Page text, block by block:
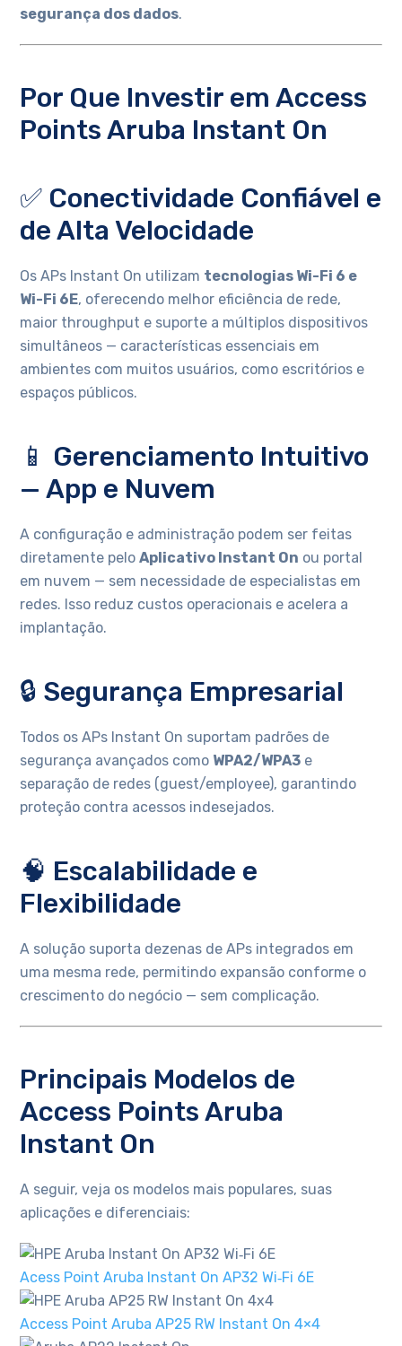
segurança dos dados.
Por Que Investir em Access
Points Aruba Instant On
✅ Conectividade Confiável e
de Alta Velocidade
Os APs Instant On utilizam tecnologias Wi-Fi 6 e
Wi-Fi 6E, oferecendo melhor eficiência de rede,
maior throughput e suporte a múltiplos dispositivos
simultâneos — características essenciais em
ambientes com muitos usuários, como escritórios e
espaços públicos.
📱 Gerenciamento Intuitivo
— App e Nuvem
A configuração e administração podem ser feitas
diretamente peloAplicativo Instant On ou portal
em nuvem — sem necessidade de especialistas em
redes. Isso reduz custos operacionais e acelera a
implantação.
🔒 Segurança Empresarial
Todos os APs Instant On suportam padrões de
segurança avançados como WPA2/WPA3 e
separação de redes (guest/employee), garantindo
proteção contra acessos indesejados.
🧠 Escalabilidade e
Flexibilidade
A solução suporta dezenas de APs integrados em
uma mesma rede, permitindo expansão conforme o
crescimento do negócio — sem complicação.
Principais Modelos de
Access Points Aruba
Instant On
A seguir, veja os modelos mais populares, suas
aplicações e diferenciais:
Acess Point Aruba Instant On AP32 Wi‑Fi 6E
Access Point Aruba AP25 RW Instant On 4×4